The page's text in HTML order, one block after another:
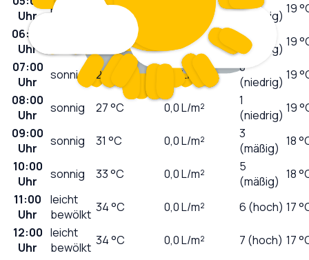
Uhr
klar 26°C
(niedrig) 19
06:00
Uhr
L/m²
0
(niedrig) 19
07:00
Uhr
sonnig 26 L/m²
0
(niedrig) 19
08:00
Uhr
sonnig 27°C 0,0L/m²
1
(niedrig) 19
09:00
Uhr
sonnig 31 °C 0,0L/m²
3
(mäßig) 18
10:00
Uhr
sonnig 33°C 0,0L/m²
5
(mäßig) 18
11:00
Uhr
leicht
bewölkt 34°C 0,0L/m² 6 (hoch) 17
12:00
Uhr
leicht
bewölkt 34°C 0,0L/m² 7 (hoch) 17